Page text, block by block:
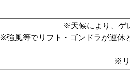
※天候により、ゲ
※強風等でリフト・ゴンドラが運休
※リ